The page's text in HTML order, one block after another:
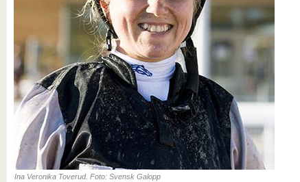
Ina Veronika Toverud. Foto: Svensk Galopp